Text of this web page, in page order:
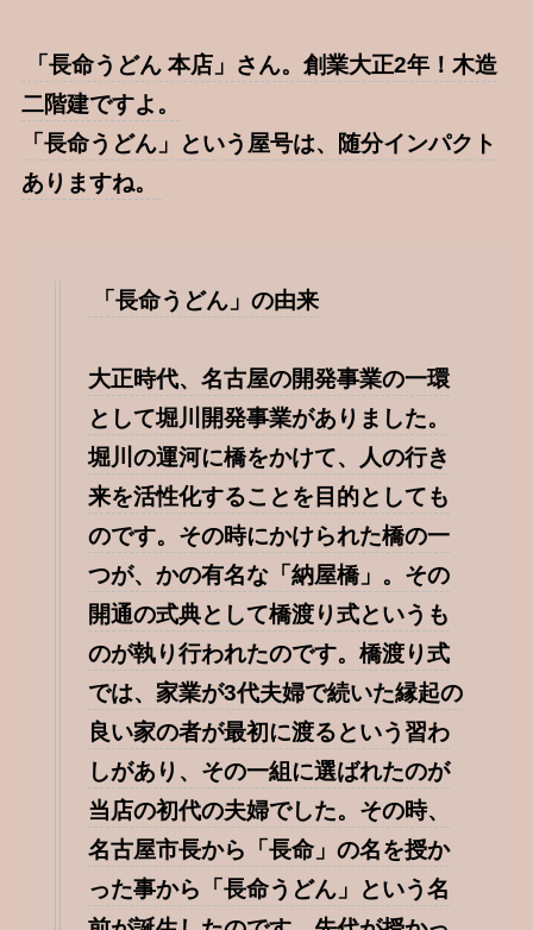
「長命うどん 本店」さん。創業大正2年！木造
二階建ですよ。
「長命うどん」という屋号は、随分インパクト
ありますね。
「長命うどん」の由来
大正時代、名古屋の開発事業の一環
として堀川開発事業がありました。
堀川の運河に橋をかけて、人の行き
来を活性化することを目的としても
のです。その時にかけられた橋の一
つが、かの有名な「納屋橋」。その
開通の式典として橋渡り式というも
のが執り行われたのです。橋渡り式
では、家業が3代夫婦で続いた縁起の
良い家の者が最初に渡るという習わ
しがあり、その一組に選ばれたのが
当店の初代の夫婦でした。その時、
名古屋市長から「長命」の名を授か
った事から「長命うどん」という名